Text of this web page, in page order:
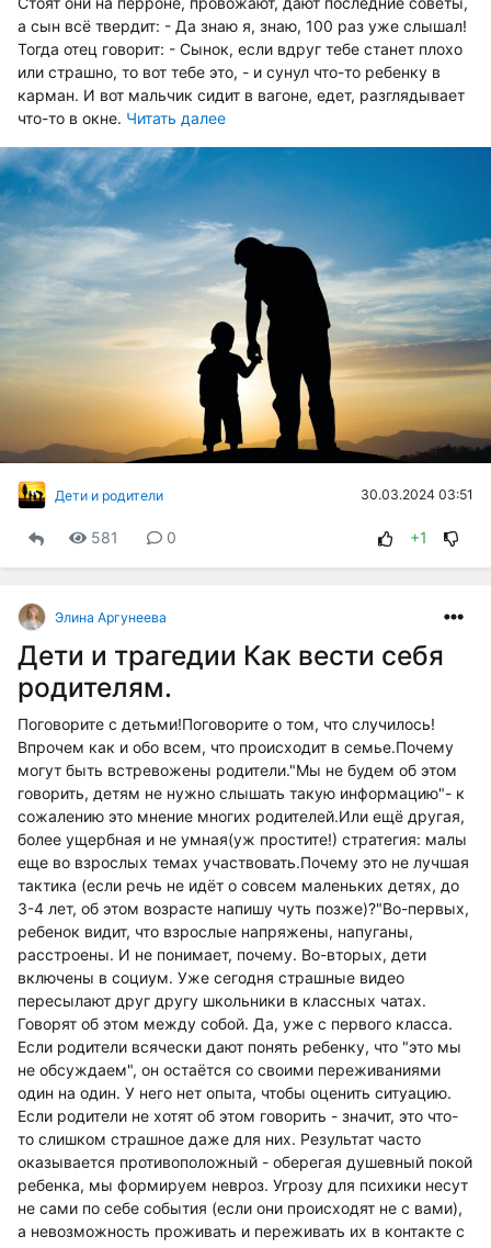
а сын всё твердит: - Да знаю я, знаю, 100 раз уже слышал!
Тогда отец говорит: - Сынок, если вдруг тебе станет плохо
или страшно, то вот тебе это, - и сунул что-то ребенку в
карман. И вот мальчик сидит в вагоне, едет, разглядывает
что-то в окне. Читать далее
Дети и родители 30.03.2024 03:51
581 0 +1
Элина Аргунеева
Дети и трагедии Как вести себя
родителям.
Поговорите с детьми!Поговорите о том, что случилось!
Впрочем как и обо всем, что происходит в семье.Почему
могут быть встревожены родители."Мы не будем об этом
говорить, детям не нужно слышать такую информацию"- к
сожалению это мнение многих родителей.Или ещё другая,
более ущербная и не умная(уж простите!) стратегия: малы
еще во взрослых темах участвовать.Почему это не лучшая
тактика (если речь не идёт о совсем маленьких детях, до
3-4 лет, об этом возрасте напишу чуть позже)?"Во-первых,
ребенок видит, что взрослые напряжены, напуганы,
расстроены. И не понимает, почему. Во-вторых, дети
включены в социум. Уже сегодня страшные видео
пересылают друг другу школьники в классных чатах.
Говорят об этом между собой. Да, уже с первого класса.
Если родители всячески дают понять ребенку, что "это мы
не обсуждаем", он остаётся со своими переживаниями
один на один. У него нет опыта, чтобы оценить ситуацию.
Если родители не хотят об этом говорить - значит, это что-
то слишком страшное даже для них. Результат часто
оказывается противоположный - оберегая душевный покой
ребенка, мы формируем невроз. Угрозу для психики несут
не сами по себе события (если они происходят не с вами),
а невозможность проживать и переживать их в контакте с